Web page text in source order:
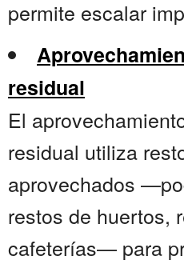
permite escalar
residual
El
residual utiliza
aprovechados
restos de huertos,
cafeterías— para